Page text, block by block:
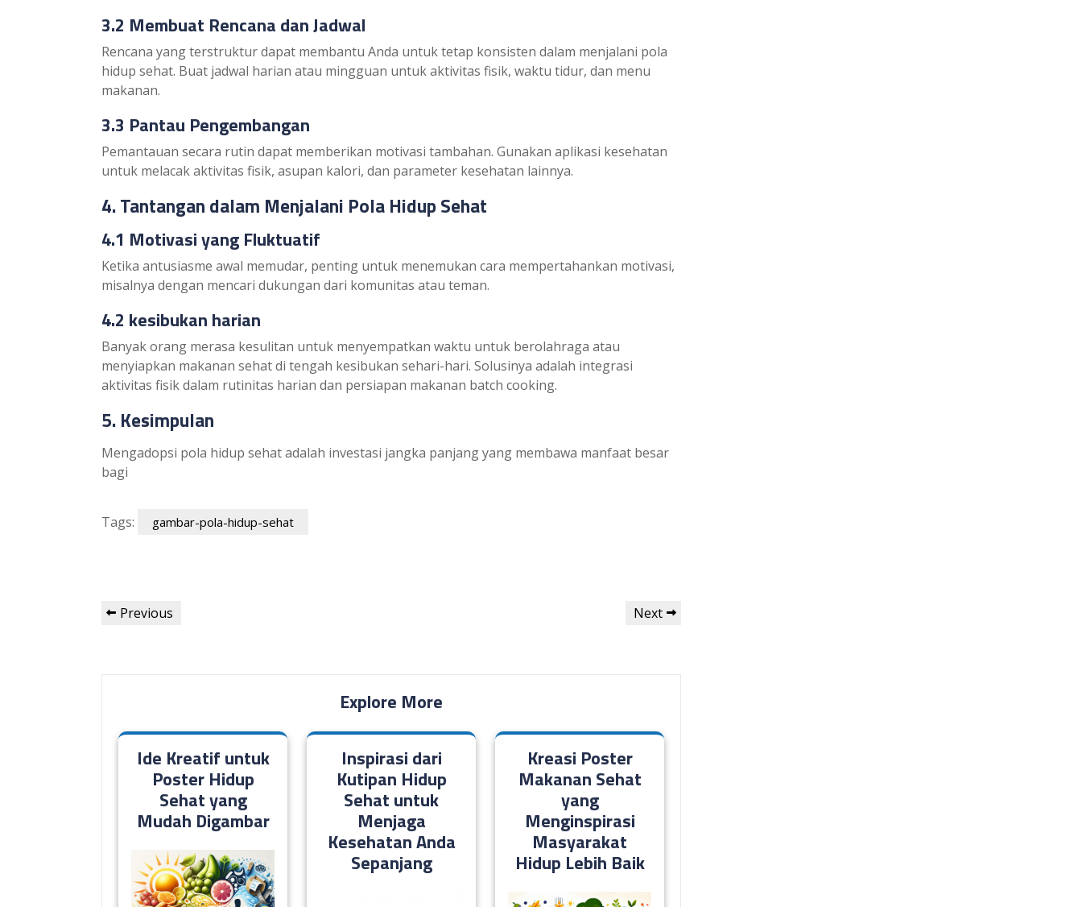
3.2 Membuat Rencana dan Jadwal
Rencana yang terstruktur dapat membantu Anda untuk tetap konsisten dalam menjalani pola
hidup sehat. Buat jadwal harian atau mingguan untuk aktivitas fisik, waktu tidur, dan menu
makanan.
3.3 Pantau Pengembangan
Pemantauan secara rutin dapat memberikan motivasi tambahan. Gunakan aplikasi kesehatan
untuk melacak aktivitas fisik, asupan kalori, dan parameter kesehatan lainnya.
4. Tantangan dalam Menjalani Pola Hidup Sehat
4.1 Motivasi yang Fluktuatif
Ketika antusiasme awal memudar, penting untuk menemukan cara mempertahankan motivasi,
misalnya dengan mencari dukungan dari komunitas atau teman.
4.2 kesibukan harian
Banyak orang merasa kesulitan untuk menyempatkan waktu untuk berolahraga atau
menyiapkan makanan sehat di tengah kesibukan sehari-hari. Solusinya adalah integrasi
aktivitas fisik dalam rutinitas harian dan persiapan makanan batch cooking.
5. Kesimpulan
Mengadopsi pola hidup sehat adalah investasi jangka panjang yang membawa manfaat besar
bagi
Tags: gambar-pola-hidup-sehat
Post
navigation
Previous
Previous
Next
Next
Explore More
Ide Kreatif untuk
Poster Hidup
Sehat yang
Mudah Digambar
Inspirasi dari
Kutipan Hidup
Sehat untuk
Menjaga
Kesehatan Anda
Sepanjang
Kreasi Poster
Makanan Sehat
yang
Menginspirasi
Masyarakat
Hidup Lebih Baik